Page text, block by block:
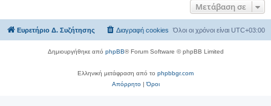
Μετάβαση σε
Ευρετήριο Δ. Συζήτησης Όλοι οι χρόνοι είναι UTC+03:00
Διαγραφή cookies
Δημιουργήθηκε από phpBB® Forum Software © phpBB Limited
Ελληνική μετάφραση από το phpbbgr.com
Απόρρητο|Όροι